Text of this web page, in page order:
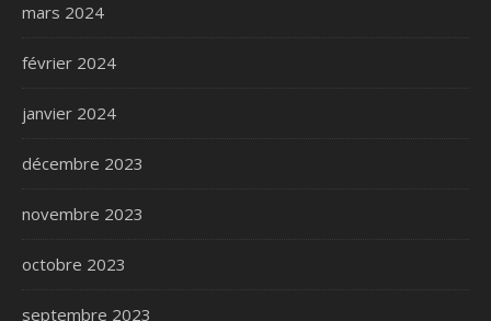
mars 2024
février 2024
janvier 2024
décembre 2023
novembre 2023
octobre 2023
septembre 2023